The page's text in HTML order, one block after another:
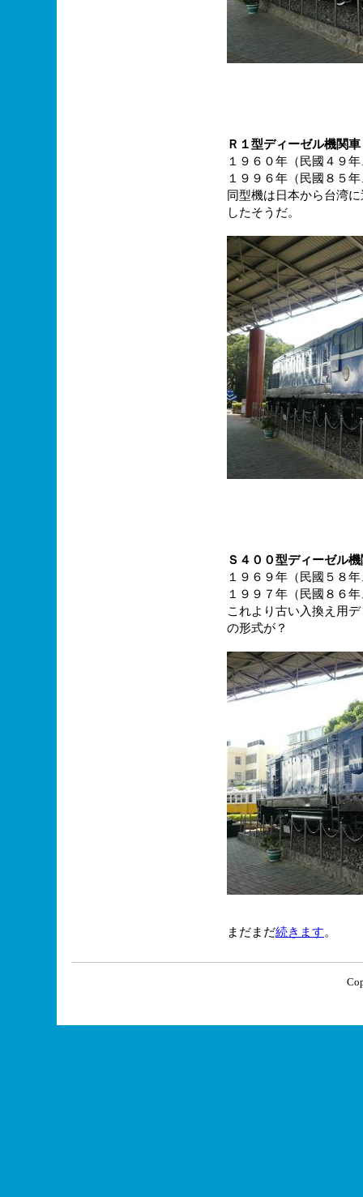
Ｒ１型ディーゼル機関車
１９６０年（民國４９
１９９６年（民國８５
同型機は日本から台湾
したそうだ。
Ｓ４００型ディーゼル
１９６９年（民國５８
１９９７年（民國８６
これより古い入換え用
の形式が？
まだまだ続きます。